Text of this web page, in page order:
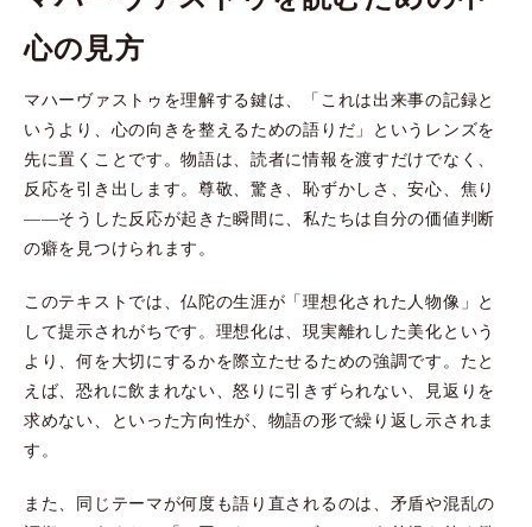
心の見方
マハーヴァストゥを理解する鍵は、「これは出来事の記録と
いうより、心の向きを整えるための語りだ」というレンズを
先に置くことです。物語は、読者に情報を渡すだけでなく、
反応を引き出します。尊敬、驚き、恥ずかしさ、安心、焦り
——そうした反応が起きた瞬間に、私たちは自分の価値判断
の癖を見つけられます。
このテキストでは、仏陀の生涯が「理想化された人物像」と
して提示されがちです。理想化は、現実離れした美化という
より、何を大切にするかを際立たせるための強調です。たと
えば、恐れに飲まれない、怒りに引きずられない、見返りを
求めない、といった方向性が、物語の形で繰り返し示されま
す。
また、同じテーマが何度も語り直されるのは、矛盾や混乱の